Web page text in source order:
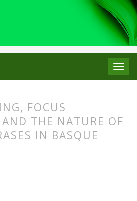
ASJUren Gehigarriak 43: De lingua
FOCUS
THE NATURE OF
IN BASQUE